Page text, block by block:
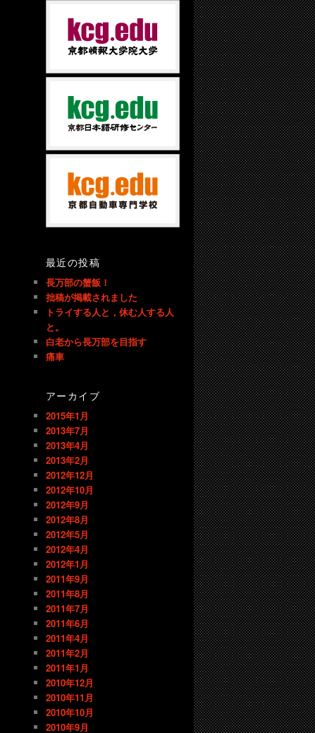
最近の投稿
長万部の蟹飯！
拙稿が掲載されました
トライする人と，休む人する人
と。
白老から長万部を目指す
痛車
アーカイブ
2015年1月
2013年7月
2013年4月
2013年2月
2012年12月
2012年10月
2012年9月
2012年8月
2012年5月
2012年4月
2012年1月
2011年9月
2011年8月
2011年7月
2011年6月
2011年4月
2011年2月
2011年1月
2010年12月
2010年11月
2010年10月
2010年9月